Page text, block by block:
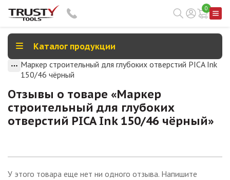
0
Каталог продукции
Маркер строительный для глубоких отверстий PICA Ink
150/46 чёрный
Отзывы о товаре «Маркер
строительный для глубоких
отверстий PICA Ink 150/46 чёрный»
У этого товара еще нет ни одного отзыва. Напишите